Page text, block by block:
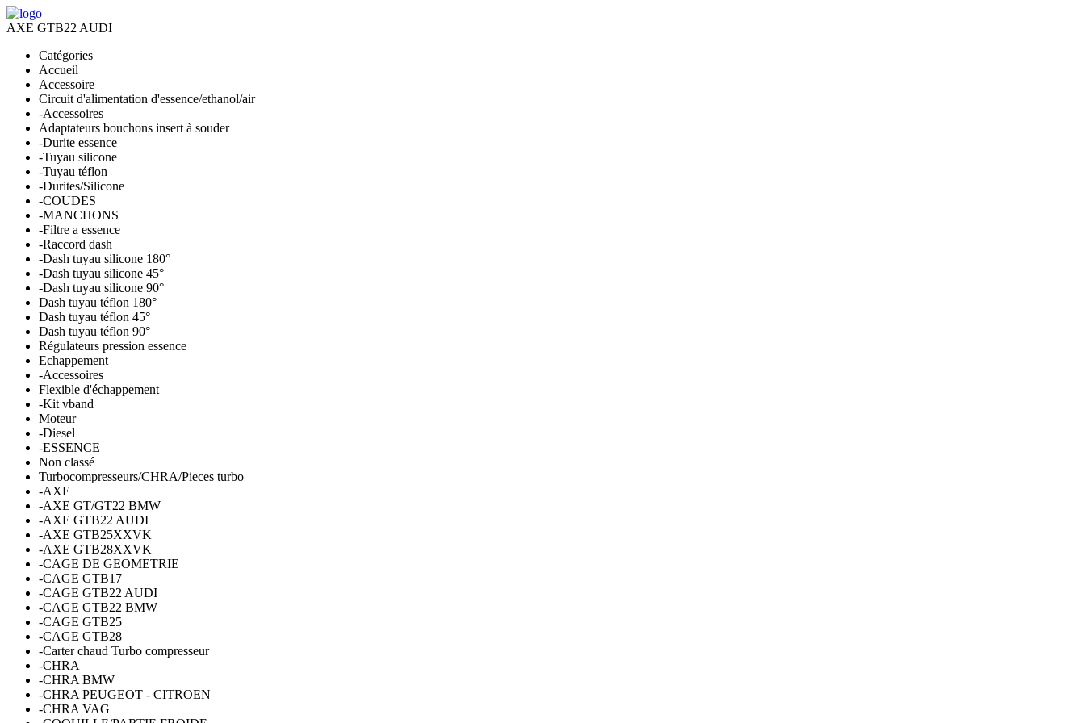
AXE GTB22 AUDI
Catégories
Accueil
Accessoire
Circuit d'alimentation d'essence/ethanol/air
-Accessoires
Adaptateurs bouchons insert à souder
-Durite essence
-Tuyau silicone
-Tuyau téflon
-Durites/Silicone
-COUDES
-MANCHONS
-Filtre a essence
-Raccord dash
-Dash tuyau silicone 180°
-Dash tuyau silicone 45°
-Dash tuyau silicone 90°
Dash tuyau téflon 180°
Dash tuyau téflon 45°
Dash tuyau téflon 90°
Régulateurs pression essence
Echappement
-Accessoires
Flexible d'échappement
-Kit vband
Moteur
-Diesel
-ESSENCE
Non classé
Turbocompresseurs/CHRA/Pieces turbo
-AXE
-AXE GT/GT22 BMW
-AXE GTB22 AUDI
-AXE GTB25XXVK
-AXE GTB28XXVK
-CAGE DE GEOMETRIE
-CAGE GTB17
-CAGE GTB22 AUDI
-CAGE GTB22 BMW
-CAGE GTB25
-CAGE GTB28
-Carter chaud Turbo compresseur
-CHRA
-CHRA BMW
-CHRA PEUGEOT - CITROEN
-CHRA VAG